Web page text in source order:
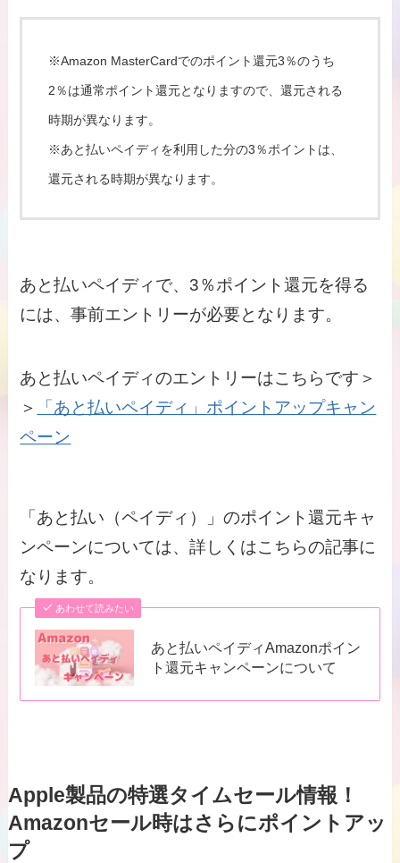
※Amazon MasterCardでのポイント還元3％のうち
2％は通常ポイント還元となりますので、還元される
時期が異なります。
※あと払いペイディを利用した分の3％ポイントは、
還元される時期が異なります。
あと払いペイディで、3％ポイント還元を得る
には、事前エントリーが必要となります。
あと払いペイディのエントリーはこちらです＞
＞
「あと払いペイディ」ポイントアップキャン
ペーン
「あと払い（ペイディ）」のポイント還元キャ
ンペーンについては、詳しくはこちらの記事に
なります。
あわせて読みたい
あと払いペイディAmazonポイン
ト還元キャンペーンについて
Apple製品の特選タイムセール情報！
Amazonセール時はさらにポイントアッ
プ